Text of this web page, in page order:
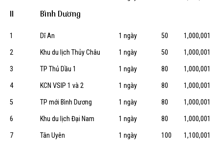
II Bình Dương
1 Dĩ An 1 ngày 50
1,000,001
2
Khu du lịch Thủy Châu 1 ngày 50
1,000,001
3
TP Thủ Dầu 1 1 ngày 80
1,000,001
4
KCN VSIP 1 và 2 1 ngày 80
1,000,001
5
TP mới Bình Dương 1 ngày 80
1,000,001
6
Khu du lịch Đại Nam 1 ngày 80
1,000,001
7
Tân Uyên 1 ngày 100
1,100,001